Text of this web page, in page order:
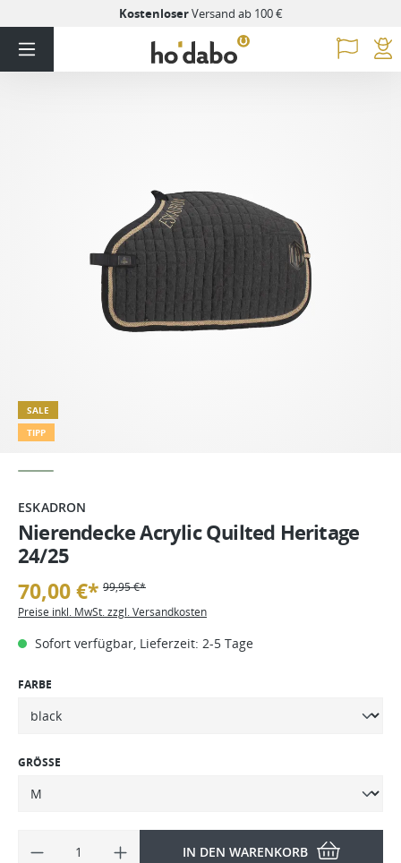
KostenloserVersand ab 100 €
SALE
TIPP
ESKADRON
Nierendecke Acrylic Quilted Heritage
24/25
70,00 €* 99,95 €*
Preise inkl. MwSt. zzgl. Versandkosten
Sofort verfügbar, Lieferzeit: 2-5 Tage
FARBE
GRÖSSE
IN DEN WARENKORB